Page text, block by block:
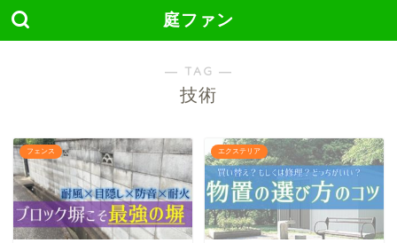
庭ファン
― TAG ―
技術
フェンス エクステリア